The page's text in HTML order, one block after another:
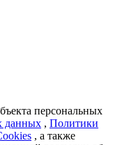
персональных
данных , Политики
, а также